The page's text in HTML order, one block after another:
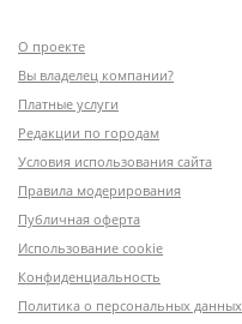
О проекте
Вы владелец компании?
Платные услуги
Редакции по городам
Условия использования сайта
Правила модерирования
Публичная оферта
Использование cookie
Конфиденциальность
Политика о персональных данных